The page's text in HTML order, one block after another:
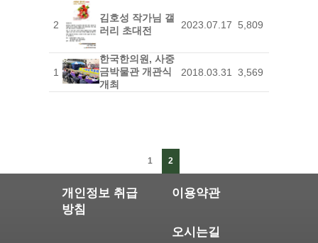
2
김호성 작가님 갤
러리 초대전
2023.07.17 5,809
1
한국한의원, 사중
금박물관 개관식
개최
2018.03.31 3,569
1 2
개인정보 취급
방침
이용약관
오시는길